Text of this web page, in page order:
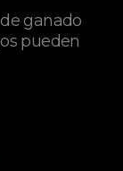
ganado
pueden